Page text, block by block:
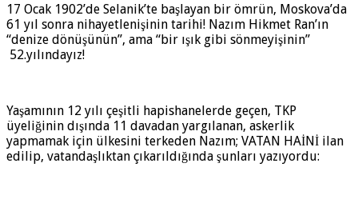
17 Ocak 1902’de Selanik’te başlayan bir ömrün, Moskova’da
61 yıl sonra nihayetlenişinin tarihi! Nazım Hikmet Ran’ın
“denize dönüşünün”, ama “bir ışık gibi sönmeyişinin”
52.yılındayız!
Yaşamının 12 yılı çeşitli hapishanelerde geçen, TKP
üyeliğinin dışında 11 davadan yargılanan, askerlik
yapmamak için ülkesini terkeden Nazım; VATAN HAİNİ ilan
edilip, vatandaşlıktan çıkarıldığında şunları yazıyordu: